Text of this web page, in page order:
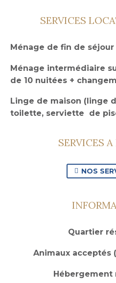
SERVICES
Ménage de fin de séjour
Ménage intermédiaire
de 10 nuitées +
Linge de maison (linge
toilette, serviette de
SERVICES
 NOS
Quartier
Animaux acceptés
Hébergement